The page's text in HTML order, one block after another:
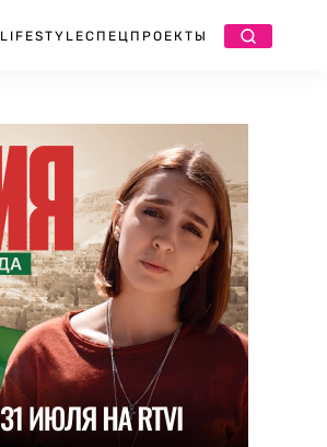
LIFESTYLEСПЕЦПРОЕКТЫ